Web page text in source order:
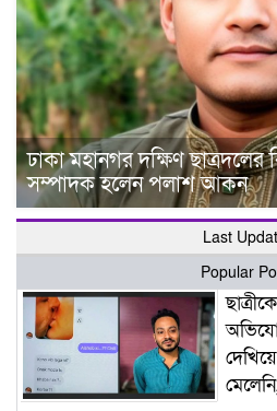
ঢাকা মহানগর দক্ষিণ ছাত্রদলের
সম্পাদক হলেন পলাশ আকন
Last
Popular